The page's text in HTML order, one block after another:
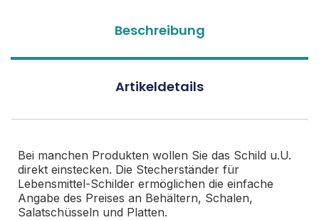
Beschreibung
Artikeldetails
Bei manchen Produkten wollen Sie das Schild u.U.
direkt einstecken. Die Stecherständer für
Lebensmittel-Schilder ermöglichen die einfache
Angabe des Preises an Behältern, Schalen,
Salatschüsseln und Platten.